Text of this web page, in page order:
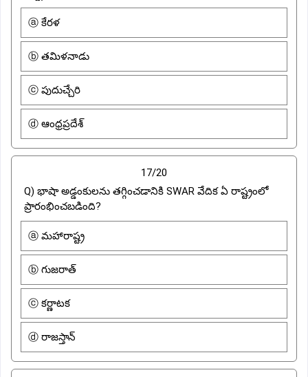
ⓐ కేరళ
ⓑ తమిళనాడు
ⓒ పుదుచ్చేరి
ⓓ ఆంధ్రప్రదేశ్
17/20
Q) భాషా అడ్డంకులను తగ్గించడానికి SWAR వేదిక ఏ రాష్ట్రంలో
ప్రారంభించబడింది?
ⓐ మహారాష్ట్ర
ⓑ గుజరాత్
ⓒ కర్ణాటక
ⓓ రాజస్తాన్